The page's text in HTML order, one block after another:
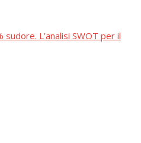
L’analisi SWOT per il